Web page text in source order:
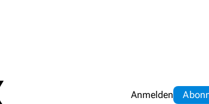
Anmelden Abo